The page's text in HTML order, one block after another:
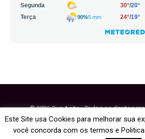
© 2026 Que Agito - Todos os direitos
64.884.270/0001-95
Política de
Este Site usa Cookies para melhorar sua
você concorda com os termos e